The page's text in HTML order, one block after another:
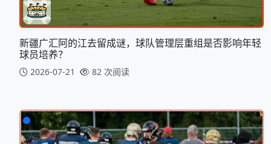
新疆广汇阿的江去留成谜，球队管理层重组是否影响年轻
球员培养？
2026-07-21 82 次阅读